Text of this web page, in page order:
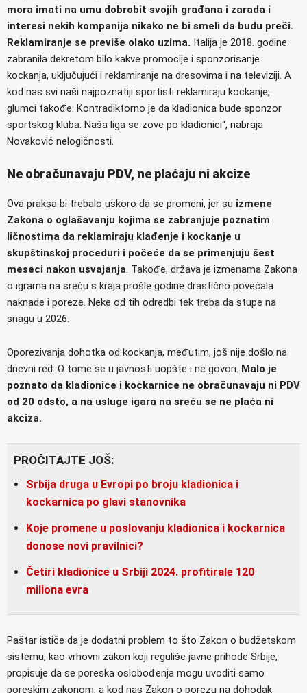
mora imati na umu dobrobit svojih građana i zarada i
interesi nekih kompanija nikako ne bi smeli da budu preči.
Reklamiranje se previše olako uzima. Italija je 2018. godine
zabranila dekretom bilo kakve promocije i sponzorisanje
kockanja, uključujući i reklamiranje na dresovima i na televiziji. A
kod nas svi naši najpoznatiji sportisti reklamiraju kockanje,
glumci takođe. Kontradiktorno je da kladionica bude sponzor
sportskog kluba. Naša liga se zove po kladionici“, nabraja
Novaković nelogičnosti.
Ne obračunavaju PDV, ne plaćaju ni akcize
Ova praksa bi trebalo uskoro da se promeni, jer su izmene
Zakona o oglašavanju kojima se zabranjuje poznatim
ličnostima da reklamiraju klađenje i kockanje u
skupštinskoj proceduri i počeće da se primenjuju šest
meseci nakon usvajanja . Takođe, država je izmenama Zakona
o igrama na sreću s kraja prošle godine drastično povećala
naknade i poreze. Neke od tih odredbi tek treba da stupe na
snagu u 2026.
Oporezivanja dohotka od kockanja, međutim, još nije došlo na
dnevni red. O tome se u javnosti uopšte i ne govori. Malo je
poznato da kladionice i kockarnice ne obračunavaju ni PDV
od 20 odsto, a na usluge igara na sreću se ne plaća ni
akciza.
PROČITAJTE JOŠ:
Srbija druga u Evropi po broju kladionica i
kockarnica po glavi stanovnika
Koje promene u poslovanju kladionica i kockarnica
donose novi pravilnici?
Četiri kladionice u Srbiji 2024. profitirale 120
miliona evra
Paštar ističe da je dodatni problem to što Zakon o budžetskom
sistemu, kao vrhovni zakon koji reguliše javne prihode Srbije,
propisuje da se poreska oslobođenja mogu uvoditi samo
poreskim zakonom, a kod nas Zakon o porezu na dohodak